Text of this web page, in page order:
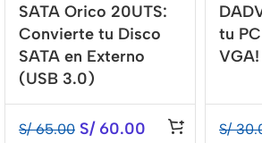
SATA Orico 20UTS:
Convierte tu Disco
SATA en Externo
(USB 3.0)
S/65.00 S/60.00
tu
VGA!
S/